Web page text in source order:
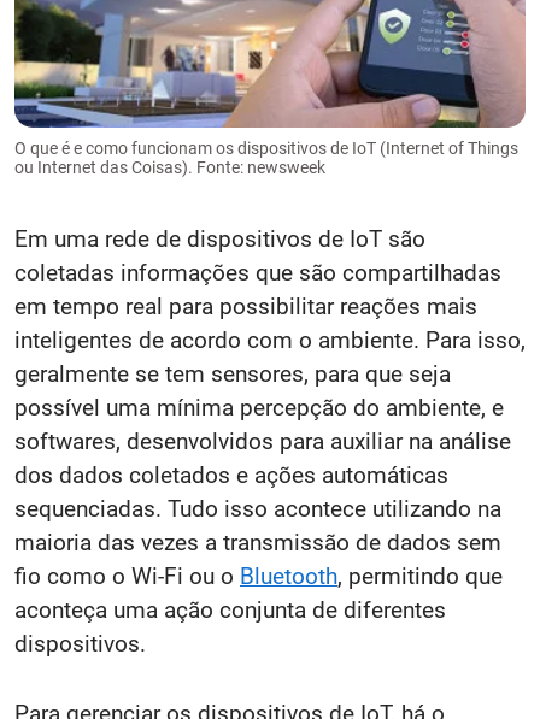
O que é e como funcionam os dispositivos de IoT (Internet of Things
ou Internet das Coisas). Fonte: newsweek
Em uma rede de dispositivos de IoT são
coletadas informações que são compartilhadas
em tempo real para possibilitar reações mais
inteligentes de acordo com o ambiente. Para isso,
geralmente se tem sensores, para que seja
possível uma mínima percepção do ambiente, e
softwares, desenvolvidos para auxiliar na análise
dos dados coletados e ações automáticas
sequenciadas. Tudo isso acontece utilizando na
maioria das vezes a transmissão de dados sem
fio como o Wi-Fi ou o Bluetooth, permitindo que
aconteça uma ação conjunta de diferentes
dispositivos.